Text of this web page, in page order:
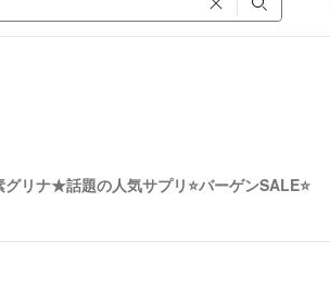
グリナ★話題の人気サプリ⭐バーゲンSALE⭐